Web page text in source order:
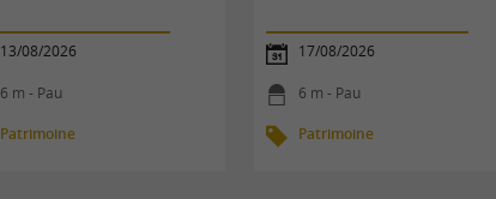
13/08/2026
6 m - Pau
Patrimoine
17/08/2026
6 m - Pau
Patrimoine